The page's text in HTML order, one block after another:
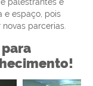
e espaço, pois
parcerias.